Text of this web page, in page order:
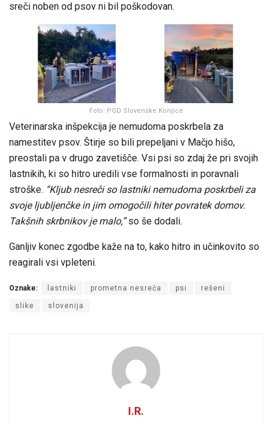
sreči noben od psov ni bil poškodovan.
Foto: PGD Slovenske Konjice
Veterinarska inšpekcija je nemudoma poskrbela za
namestitev psov. Štirje so bili prepeljani v Mačjo hišo,
preostali pa v drugo zavetišče. Vsi psi so zdaj že pri svojih
lastnikih, ki so hitro uredili vse formalnosti in poravnali
stroške. “Kljub nesreči so lastniki nemudoma poskrbeli za
svoje ljubljenčke in jim omogočili hiter povratek domov.
Takšnih skrbnikov je malo,”so še dodali.
Ganljiv konec zgodbe kaže na to, kako hitro in učinkovito so
reagirali vsi vpleteni.
Oznake: lastniki prometna nesreča psi rešeni
slike slovenija
I.R.